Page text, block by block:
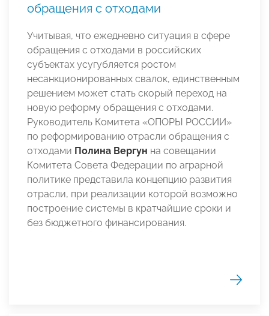
обращения с отходами
Учитывая, что ежедневно ситуация в сфере
обращения с отходами в российских
субъектах усугубляется ростом
несанкционированных свалок, единственным
решением может стать скорый переход на
новую реформу обращения с отходами.
Руководитель Комитета «ОПОРЫ РОССИИ»
по реформированию отрасли обращения с
отходами Полина Вергун на совещании
Комитета Совета Федерации по аграрной
политике представила концепцию развития
отрасли, при реализации которой возможно
построение системы в кратчайшие сроки и
без бюджетного финансирования.